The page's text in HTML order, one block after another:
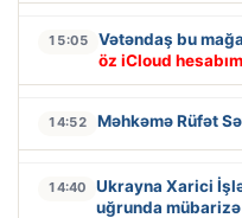
15:05 Vətəndaş bu
öz iCloud
14:52 Məhkəmə Rüfət
14:40
Ukrayna Xarici
uğrunda mübarizə